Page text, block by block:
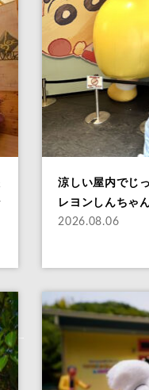
涼しい屋内でじ
レヨンしんちゃ
2026.08.06